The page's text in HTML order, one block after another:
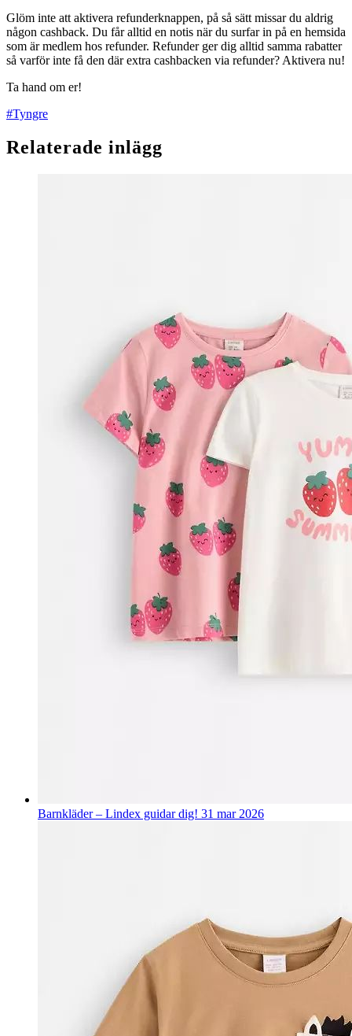
Glöm inte att aktivera refunderknappen, på så sätt missar du aldrig
någon cashback. Du får alltid en notis när du surfar in på en hemsida
som är medlem hos refunder. Refunder ger dig alltid samma rabatter
så varför inte få den där extra cashbacken via refunder? Aktivera nu!
Ta hand om er!
#Tyngre
Relaterade inlägg
Barnkläder – Lindex guidar dig! 31 mar 2026